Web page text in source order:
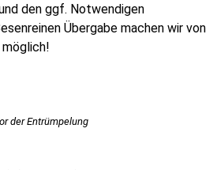
den ggf. Notwendigen
Übergabe machen wir von
möglich!
der Entrümpelung